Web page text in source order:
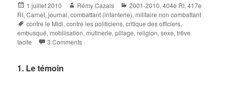
Posted
on
1 juillet 2010 Author
Rémy Cazals Categories
2001-2010,404e RI,417e
RI,Carnet, journal,combattant (infanterie),militaire non combattant
Tags
contre le Midi,contre les politiciens,critique des officiers,
embusqué,mobilisation,mutinerie,pillage,religion,sexe,trêve
tacite
3 Comments
1. Le témoin